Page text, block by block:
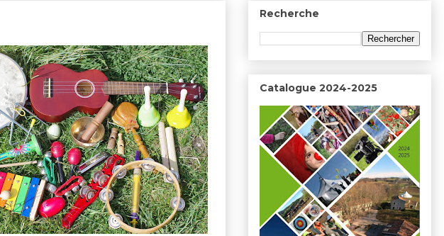
Recherche
Catalogue 2024-2025